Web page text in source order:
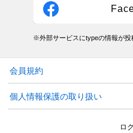
※外部サービスにtypeの情報が投
会員規約
個人情報保護の取り扱い
ロ